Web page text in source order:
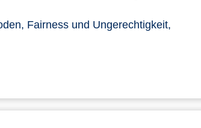
Fairness und Ungerechtigkeit,